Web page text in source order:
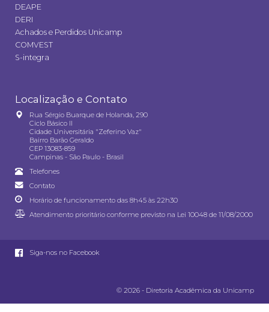
DEAPE
DERI
Achados e Perdidos Unicamp
COMVEST
S-integra
Localização e Contato
Rua Sérgio Buarque de Holanda, 290
Ciclo Básico II
Cidade Universitária "Zeferino Vaz"
Bairro Barão Geraldo
CEP 13083-859
Campinas - São Paulo - Brasil
Telefones
Contato
Horário de funcionamento das 8h45 às 22h30
Atendimento prioritário conforme previsto na Lei 10048 de 11/08/2000
Siga-nos no Facebook
© 2026 - Diretoria Acadêmica da Unicamp